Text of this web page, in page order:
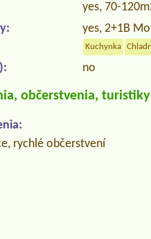
yes, 70-
yes, 2+1B
Kuchynka
no
občerstvenia,
rychlé občerstvení